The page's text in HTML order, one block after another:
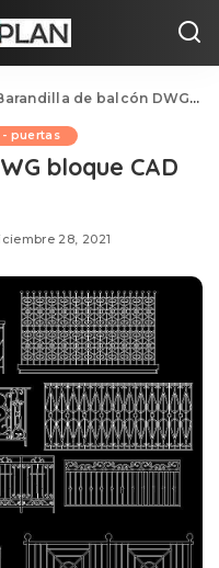
de balcón DWG bloque CAD en Autocad
- puertas
bloque CAD
28, 2021